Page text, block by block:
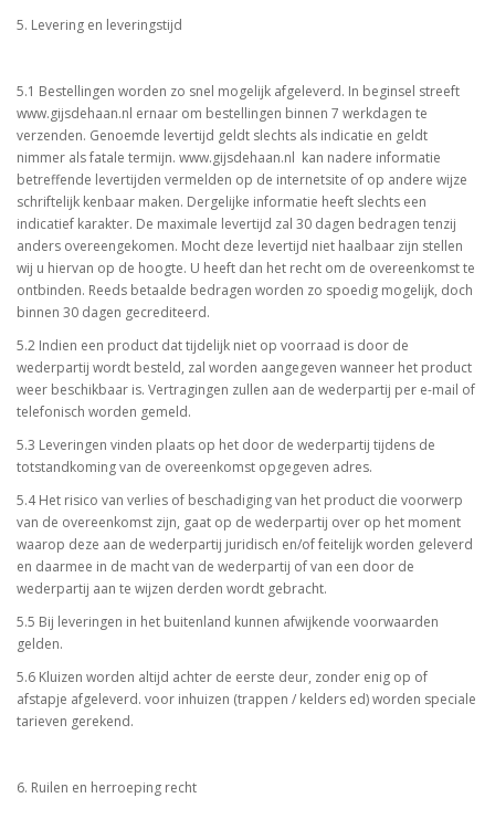
5. Levering en leveringstijd
5.1 Bestellingen worden zo snel mogelijk afgeleverd. In beginsel streeft
www.gijsdehaan.nl ernaar om bestellingen binnen 7 werkdagen te
verzenden. Genoemde levertijd geldt slechts als indicatie en geldt
nimmer als fatale termijn. www.gijsdehaan.nl kan nadere informatie
betreffende levertijden vermelden op de internetsite of op andere wijze
schriftelijk kenbaar maken. Dergelijke informatie heeft slechts een
indicatief karakter. De maximale levertijd zal 30 dagen bedragen tenzij
anders overeengekomen. Mocht deze levertijd niet haalbaar zijn stellen
wij u hiervan op de hoogte. U heeft dan het recht om de overeenkomst te
ontbinden. Reeds betaalde bedragen worden zo spoedig mogelijk, doch
binnen 30 dagen gecrediteerd.
5.2 Indien een product dat tijdelijk niet op voorraad is door de
wederpartij wordt besteld, zal worden aangegeven wanneer het product
weer beschikbaar is. Vertragingen zullen aan de wederpartij per e-mail of
telefonisch worden gemeld.
5.3 Leveringen vinden plaats op het door de wederpartij tijdens de
totstandkoming van de overeenkomst opgegeven adres.
5.4 Het risico van verlies of beschadiging van het product die voorwerp
van de overeenkomst zijn, gaat op de wederpartij over op het moment
waarop deze aan de wederpartij juridisch en/of feitelijk worden geleverd
en daarmee in de macht van de wederpartij of van een door de
wederpartij aan te wijzen derden wordt gebracht.
5.5 Bij leveringen in het buitenland kunnen afwijkende voorwaarden
gelden.
5.6 Kluizen worden altijd achter de eerste deur, zonder enig op of
afstapje afgeleverd. voor inhuizen (trappen / kelders ed) worden speciale
tarieven gerekend.
6. Ruilen en herroeping recht